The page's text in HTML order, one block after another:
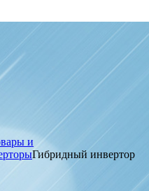
и
Гибридный инвертор